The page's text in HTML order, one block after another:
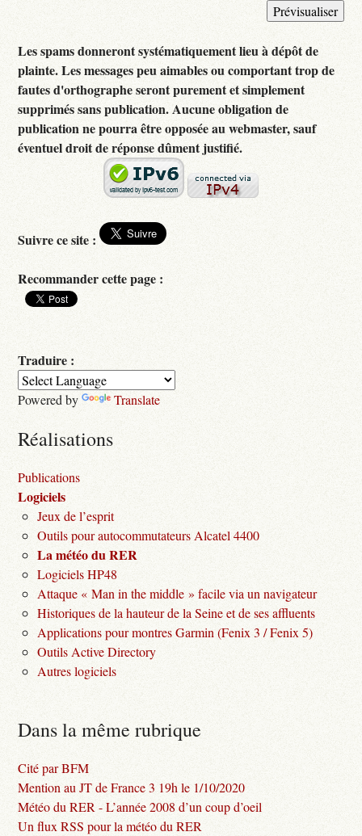
Les spams donneront systématiquement lieu à dépôt de
plainte. Les messages peu aimables ou comportant trop de
fautes d'orthographe seront purement et simplement
supprimés sans publication. Aucune obligation de
publication ne pourra être opposée au webmaster, sauf
éventuel droit de réponse dûment justifié.
Suivre ce site :
Recommander cette page :
Traduire :
Powered by Translate
Réalisations
Publications
Logiciels
Jeux de l’esprit
Outils pour autocommutateurs Alcatel 4400
La météo du RER
Logiciels HP48
Attaque « Man in the middle » facile via un navigateur
Historiques de la hauteur de la Seine et de ses affluents
Applications pour montres Garmin (Fenix 3 / Fenix 5)
Outils Active Directory
Autres logiciels
Dans la même rubrique
Cité par BFM
Mention au JT de France 3 19h le 1/10/2020
Météo du RER - L’année 2008 d’un coup d’oeil
Un flux RSS pour la météo du RER